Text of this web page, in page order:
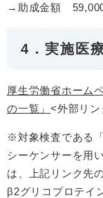
→助成金額
4．実施医
厚生労働省ホーム
の一覧」 <外部リン
※対象検査である
シーケンサーを用
は、上記リンク先
β2グリコプロテイ